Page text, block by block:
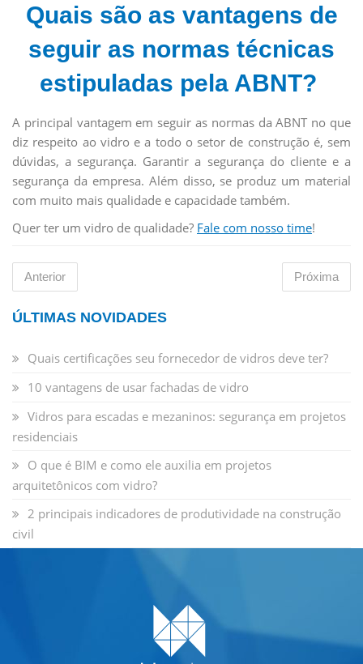
Quais são as vantagens de
seguir as normas técnicas
estipuladas pela ABNT?
A principal vantagem em seguir as normas da ABNT no que
diz respeito ao vidro e a todo o setor de construção é, sem
dúvidas, a segurança. Garantir a segurança do cliente e a
segurança da empresa. Além disso, se produz um material
com muito mais qualidade e capacidade também.
Quer ter um vidro de qualidade? Fale com nosso time!
Anterior Próxima
ÚLTIMAS NOVIDADES
Quais certificações seu fornecedor de vidros deve ter?
10 vantagens de usar fachadas de vidro
Vidros para escadas e mezaninos: segurança em projetos
residenciais
O que é BIM e como ele auxilia em projetos
arquitetônicos com vidro?
2 principais indicadores de produtividade na construção
civil